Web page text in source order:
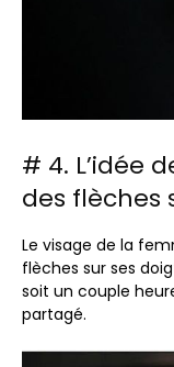
# 4. L’idée
des flèches
Le visage de la
flèches sur ses
soit un couple
partagé.